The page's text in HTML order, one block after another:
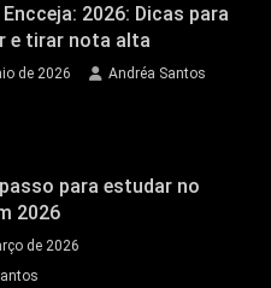
2026: Dicas para
e tirar nota alta
de 2026 Andréa Santos
para estudar no
2026
de 2026